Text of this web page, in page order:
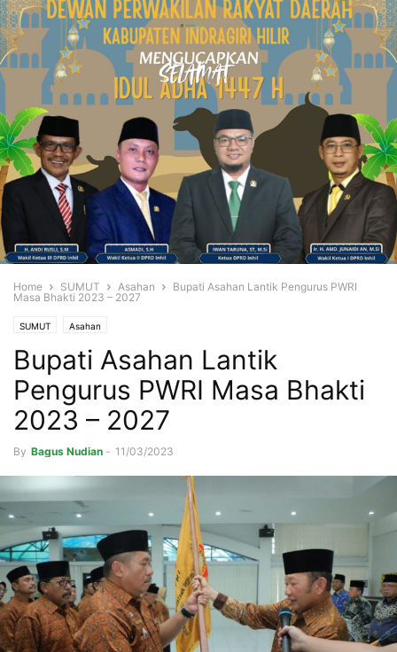
Home SUMUT Asahan
Bupati Asahan Lantik Pengurus PWRI
Masa Bhakti 2023 – 2027
SUMUT Asahan
Bupati Asahan Lantik
Pengurus PWRI Masa Bhakti
2023 – 2027
By Bagus Nudian - 11/03/2023